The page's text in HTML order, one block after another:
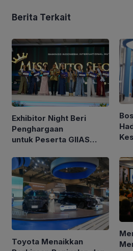
Berita Terkait
Exhibitor Night Beri
Penghargaan
untuk Peserta GIIAS
Pemenangnya
Toyota Menaikkan